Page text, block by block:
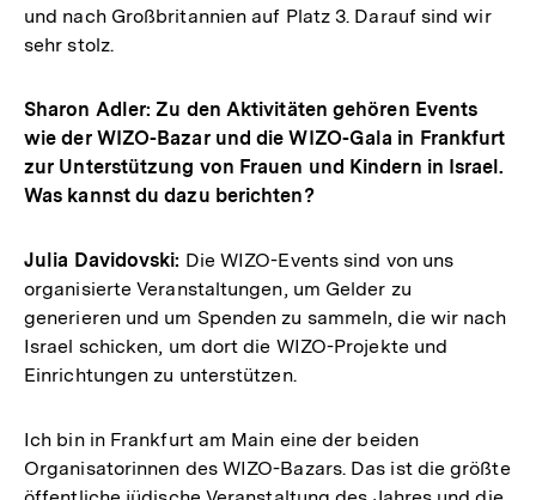
und nach Großbritannien auf Platz 3. Darauf sind wir
sehr stolz.
Sharon Adler: Zu den Aktivitäten gehören Events
wie der WIZO-Bazar und die WIZO-Gala in Frankfurt
zur Unterstützung von Frauen und Kindern in Israel.
Was kannst du dazu berichten?
Julia Davidovski: Die WIZO-Events sind von uns
organisierte Veranstaltungen, um Gelder zu
generieren und um Spenden zu sammeln, die wir nach
Israel schicken, um dort die WIZO-Projekte und
Einrichtungen zu unterstützen.
Ich bin in Frankfurt am Main eine der beiden
Organisatorinnen des WIZO-Bazars. Das ist die größte